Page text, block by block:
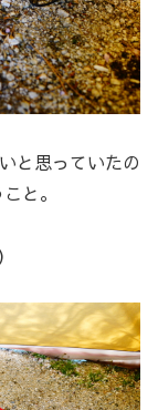
と思っていたの
と。